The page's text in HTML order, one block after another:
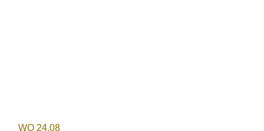
WO 24.08